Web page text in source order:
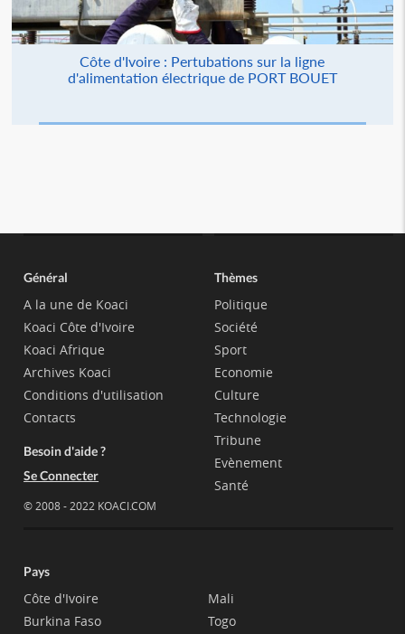
Côte d'Ivoire : Pertubations sur la ligne
d'alimentation électrique de PORT BOUET
Général
A la une de Koaci
Koaci Côte d'Ivoire
Koaci Afrique
Archives Koaci
Conditions d'utilisation
Contacts
Besoin d'aide ?
Se Connecter
© 2008 - 2022 KOACI.COM
Thèmes
Politique
Société
Sport
Economie
Culture
Technologie
Tribune
Evènement
Santé
Pays
Côte d'Ivoire
Burkina Faso
Mali
Togo